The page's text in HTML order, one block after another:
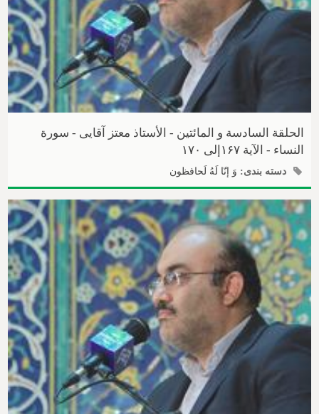
الحلقة السادسة و المائتین - الأستاذ معتز آقایی - سورة
النساء - الآیة ۱۶۷إلی ۱۷۰
دسته بندی: وَ إنّا لَهُ لَحافظون